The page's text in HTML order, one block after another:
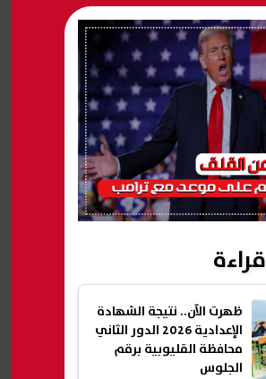
ظهرت الآن.. نتيجة الشهادة
الإعدادية 2026 الدور الثاني
محافظة القليوبية برقم
الجلوس